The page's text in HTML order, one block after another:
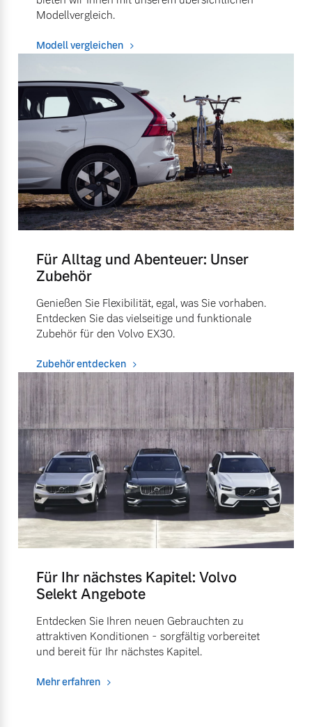
Modellvergleich.
Modell vergleichen
Für Alltag und Abenteuer: Unser
Zubehör
Genießen Sie Flexibilität, egal, was Sie vorhaben.
Entdecken Sie das vielseitige und funktionale
Zubehör für den Volvo EX30.
Zubehör entdecken
Für Ihr nächstes Kapitel: Volvo
Selekt Angebote
Entdecken Sie Ihren neuen Gebrauchten zu
attraktiven Konditionen - sorgfältig vorbereitet
und bereit für Ihr nächstes Kapitel.
Mehr erfahren